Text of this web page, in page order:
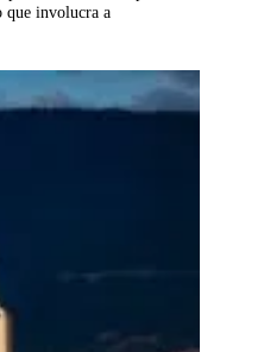
que involucra a